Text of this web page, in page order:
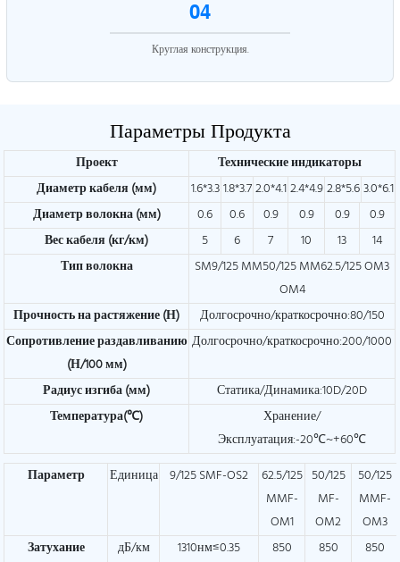
04
Круглая конструкция.
Параметры Продукта
Проект
Технические индикаторы
Диаметр кабеля (мм)
1.6*3.31.8*3.72.0*4.12.4*4.92.8*5.63.0*6.1
Диаметр волокна (мм)
0.6 0.6 0.9 0.9 0.9
0.9
Вес кабеля (кг/км)
5 6 7 10 13
14
Тип волокна
SM9/125 MM50/125 MM62.5/125 OM3
OM4
Прочность на растяжение (Н)
Долгосрочно/краткосрочно:80/150
Сопротивление раздавливанию
(Н/100 мм)
Долгосрочно/краткосрочно:200/1000
Радиус изгиба (мм)
Статика/Динамика:10D/20D
Температура(℃)
Хранение/
Эксплуатация:-20℃~+60℃
Параметр
Единица 9/125 SMF-OS2
62.5/125
MMF-
OM1
50/125
MF-
OM2
50/125
MMF-
OM3
Затухание
дБ/км
1310нм≤0.35
850
850
850